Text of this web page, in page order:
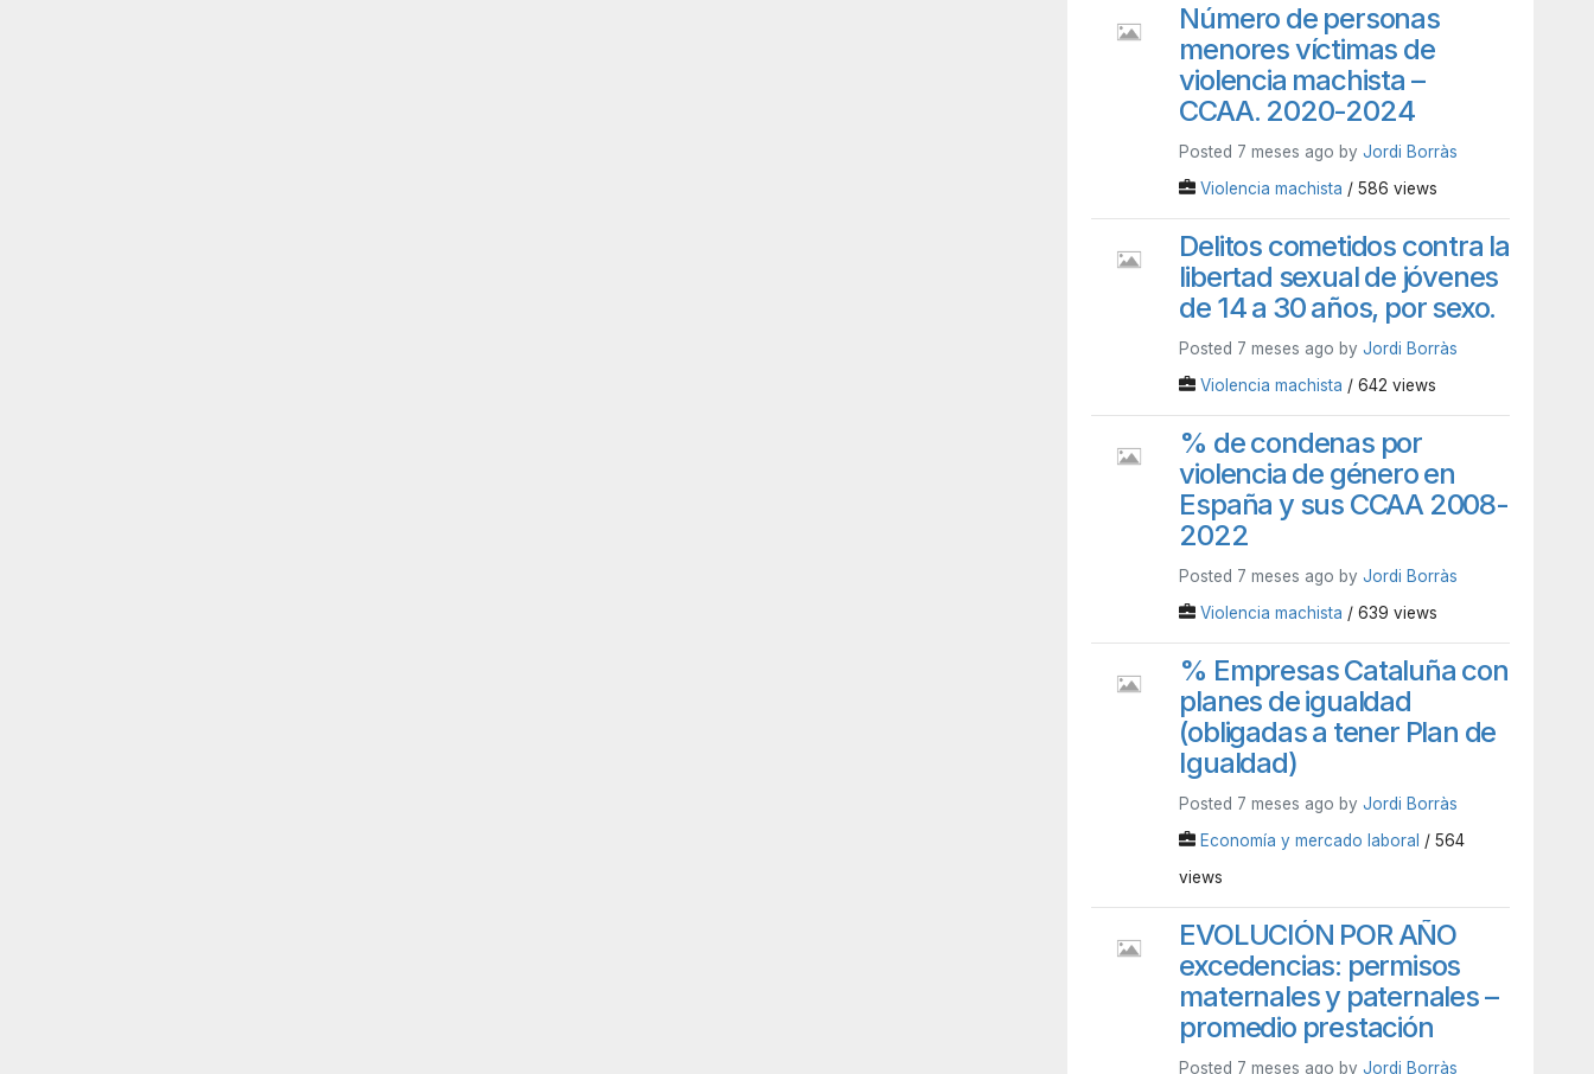
Número de personas
menores víctimas de
violencia machista –
CCAA. 2020-2024
Posted 7 meses ago byJordi Borràs
Violencia machista / 586 views
Delitos cometidos contra la
libertad sexual de jóvenes
de 14 a 30 años, por sexo.
Posted 7 meses ago byJordi Borràs
Violencia machista / 642 views
% de condenas por
violencia de género en
España y sus CCAA 2008-
2022
Posted 7 meses ago byJordi Borràs
Violencia machista / 639 views
% Empresas Cataluña con
planes de igualdad
(obligadas a tener Plan de
Igualdad)
Posted 7 meses ago byJordi Borràs
Economía y mercado laboral / 564
views
EVOLUCIÓN POR AÑO
excedencias: permisos
maternales y paternales –
promedio prestación
Posted 7 meses ago byJordi Borràs